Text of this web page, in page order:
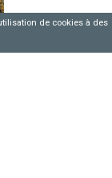
de cookies à des